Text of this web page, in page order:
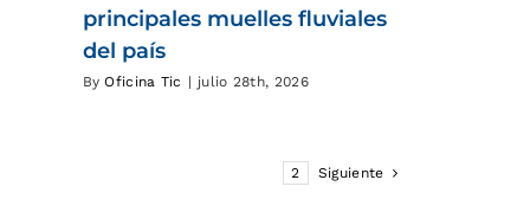
principales muelles fluviales
del país
ByOficina Tic | julio 28th, 2026
2 Siguiente